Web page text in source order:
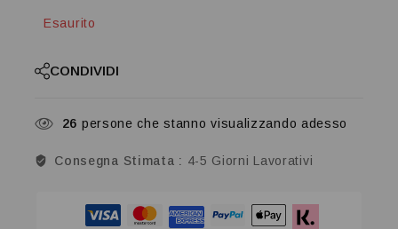
Esaurito
CONDIVIDI
26 persone che stanno visualizzando adesso
Consegna Stimata : 4-5 Giorni Lavorativi